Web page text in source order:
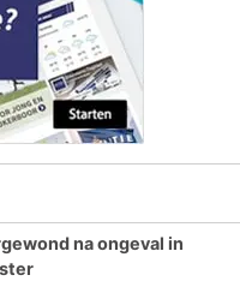
na ongeval in